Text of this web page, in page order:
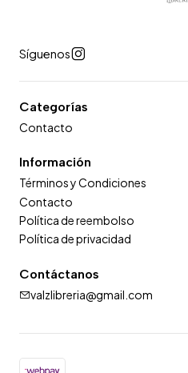
Síguenos
Categorías
Contacto
Información
Términos y Condiciones
Contacto
Política de reembolso
Política de privacidad
Contáctanos
valzlibreria@gmail.com